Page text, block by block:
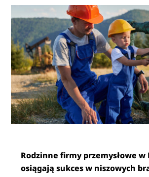
Rodzinne firmy przemysłowe w
osiągają sukces w niszowych